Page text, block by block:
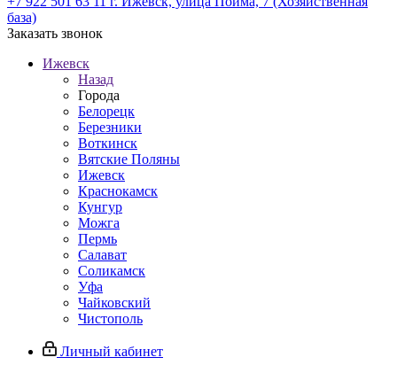
база)
Заказать звонок
Ижевск
Назад
Города
Белорецк
Березники
Воткинск
Вятские Поляны
Ижевск
Краснокамск
Кунгур
Можга
Пермь
Салават
Соликамск
Уфа
Чайковский
Чистополь
Личный кабинет